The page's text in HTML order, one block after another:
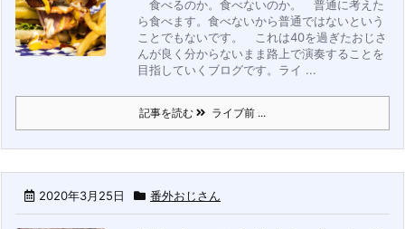
食べるのか。食べないのか。
普通に考えた
ら食べます。食べないから普通ではないという
ことでもないです。
これは40を過ぎたおじさ
んが良く分からないまま路上で演奏することを
目指していくブログです。 ライ ...
記事を読む ライブ前 ...
2020年3月25日 番外おじさん